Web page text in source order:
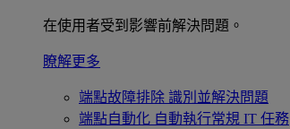
在使用者受到影響前解決問題。
瞭解更多
端點故障排除 識別並解決問題
端點自動化 自動執行常規 IT 任務